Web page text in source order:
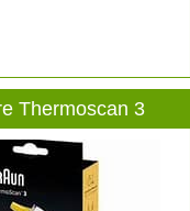
Thermoscan 3